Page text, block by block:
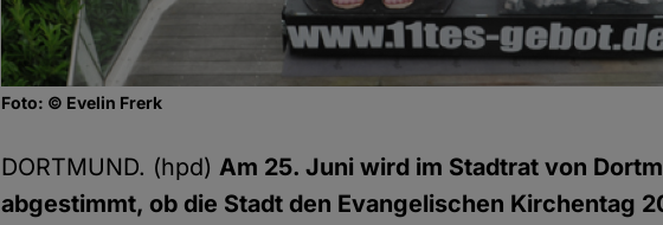
Foto: © Evelin Frerk
DORTMUND. (hpd)Am 25. Juni wird im Stadtrat von
abgestimmt, ob die Stadt den Evangelischen Kirchentag